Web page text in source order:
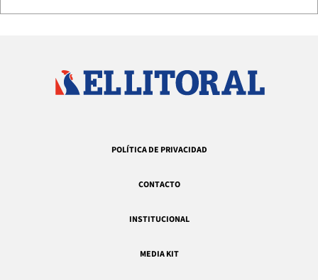
POLÍTICA DE PRIVACIDAD
CONTACTO
INSTITUCIONAL
MEDIA KIT